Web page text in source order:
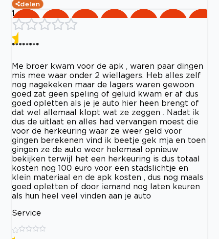
delen
1
********
Me broer kwam voor de apk , waren paar dingen
mis mee waar onder 2 wiellagers. Heb alles zelf
nog nagekeken maar de lagers waren gewoon
goed zat geen speling of geluid kwam er af dus
goed opletten als je je auto hier heen brengt of
dat wel allemaal klopt wat ze zeggen . Nadat ik
dus de uitlaat en alles had vervangen moest die
voor de herkeuring waar ze weer geld voor
gingen berekenen vind ik beetje gek mja en toen
gingen ze de auto weer helemaal opnieuw
bekijken terwijl het een herkeuring is dus totaal
kosten nog 100 euro voor een stadslichtje en
klein materiaal en de apk kosten , dus nog maals
goed opletten of door iemand nog laten keuren
als hun heel veel vinden aan je auto
Service